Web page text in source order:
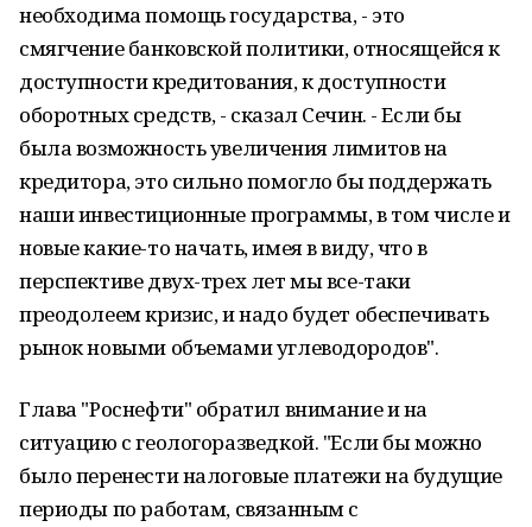
необходима помощь государства, - это
смягчение банковской политики, относящейся к
доступности кредитования, к доступности
оборотных средств, - сказал Сечин. - Если бы
была возможность увеличения лимитов на
кредитора, это сильно помогло бы поддержать
наши инвестиционные программы, в том числе и
новые какие-то начать, имея в виду, что в
перспективе двух-трех лет мы все-таки
преодолеем кризис, и надо будет обеспечивать
рынок новыми объемами углеводородов".
Глава "Роснефти" обратил внимание и на
ситуацию с геологоразведкой. "Если бы можно
было перенести налоговые платежи на будущие
периоды по работам, связанным с